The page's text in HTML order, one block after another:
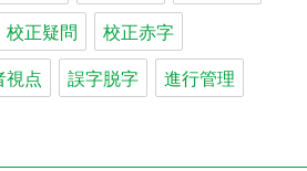
校正疑問
校正赤字
視点 誤字脱字 進行管理